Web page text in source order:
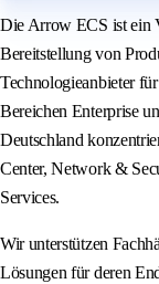
Die Arrow ECS ist ein
Bereitstellung von
Technologieanbieter
Bereichen Enterprise
Deutschland
Center, Network &
Services.
Wir unterstützen
Lösungen für deren